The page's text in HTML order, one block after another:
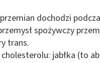
dochodzi
spożywczy
trans.
jabłka (to